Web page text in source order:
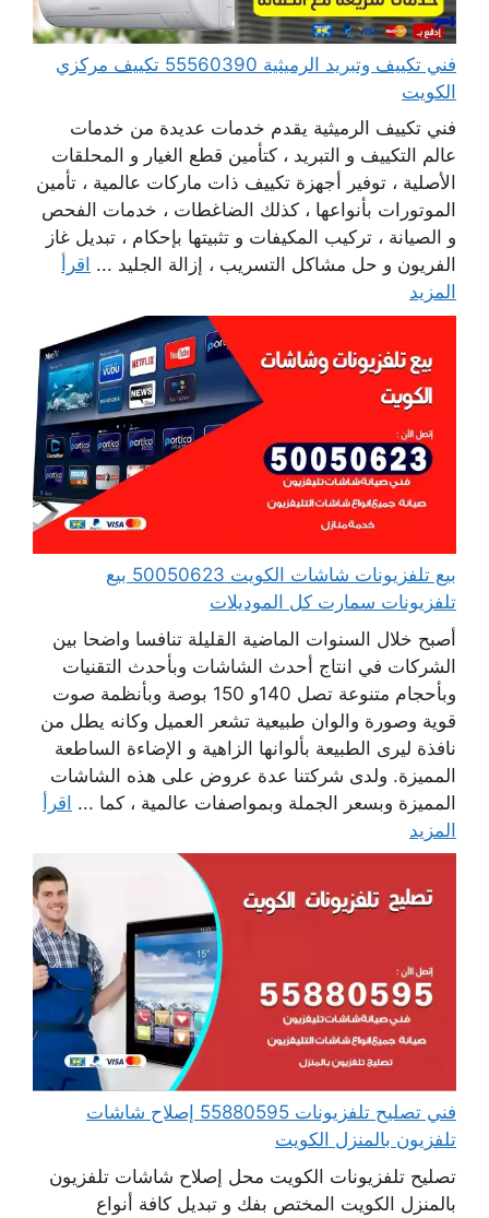
فني تكييف وتبريد الرميثية 55560390 تكييف مركزي
الكويت
فني تكييف الرميثية يقدم خدمات عديدة من خدمات
عالم التكييف و التبريد ، كتأمين قطع الغيار و المحلقات
الأصلية ، توفير أجهزة تكييف ذات ماركات عالمية ، تأمين
الموتورات بأنواعها ، كذلك الضاغطات ، خدمات الفحص
و الصيانة ، تركيب المكيفات و تثبيتها بإحكام ، تبديل غاز
الفريون و حل مشاكل التسريب ، إزالة الجليد ... اقرأ
المزيد
بيع تلفزيونات شاشات الكويت 50050623 بيع
تلفزيونات سمارت كل الموديلات
أصبح خلال السنوات الماضية القليلة تنافسا واضحا بين
الشركات في انتاج أحدث الشاشات وبأحدث التقنيات
وبأحجام متنوعة تصل 140و 150 بوصة وبأنظمة صوت
قوية وصورة والوان طبيعية تشعر العميل وكانه يطل من
نافذة ليرى الطبيعة بألوانها الزاهية و الإضاءة الساطعة
المميزة. ولدى شركتنا عدة عروض على هذه الشاشات
المميزة وبسعر الجملة وبمواصفات عالمية ، كما ... اقرأ
المزيد
فني تصليح تلفزيونات 55880595 إصلاح شاشات
تلفزيون بالمنزل الكويت
تصليح تلفزيونات الكويت محل إصلاح شاشات تلفزيون
بالمنزل الكويت المختص بفك و تبديل كافة أنواع